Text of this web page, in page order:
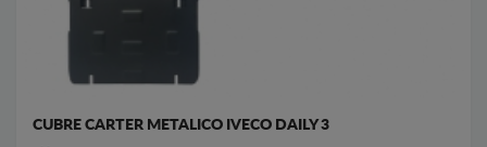
CUBRE CARTER METALICO IVECO DAILY 3